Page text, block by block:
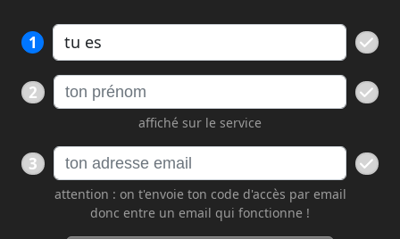
1
2
affiché sur le service
3
attention : on t'envoie ton code d'accès par email
donc entre un email qui fonctionne !